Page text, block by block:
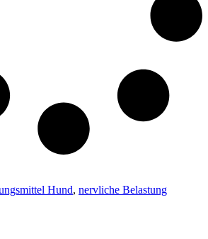
Hund, nervliche Belastung